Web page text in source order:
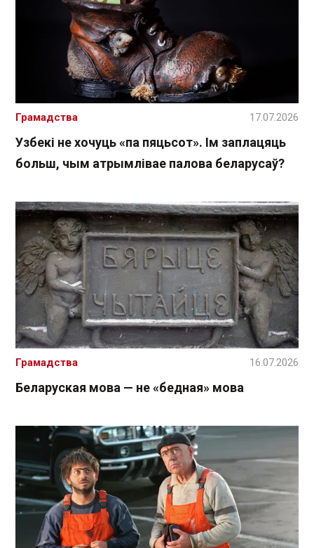
Узбекі не хочуць «па пяцьсот». Ім заплацяць
больш, чым атрымлівае палова беларусаў?
Грамадства 17.07.2026
Беларуская мова — не «бедная» мова
Грамадства 16.07.2026